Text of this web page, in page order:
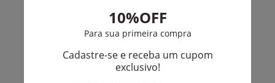
Até 4XdeR$ 23,75